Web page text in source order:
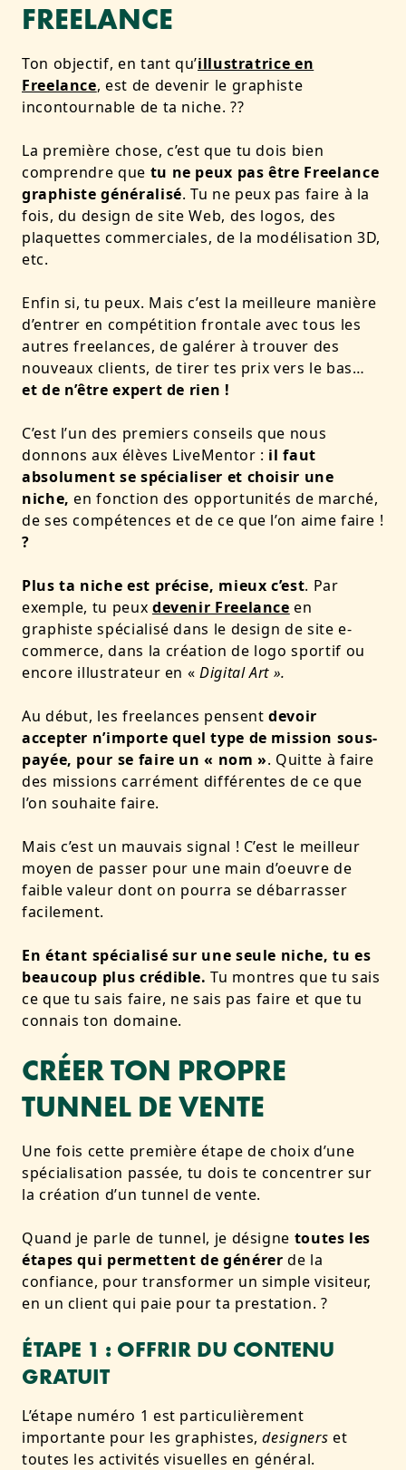
FREELANCE
Ton objectif, en tant qu’illustratrice en
Freelance, est de devenir le graphiste
incontournable de ta niche. ??
La première chose, c’est que tu dois bien
comprendre que tu ne peux pas être Freelance
graphiste généralisé. Tu ne peux pas faire à la
fois, du design de site Web, des logos, des
plaquettes commerciales, de la modélisation 3D,
etc.
Enfin si, tu peux. Mais c’est la meilleure manière
d’entrer en compétition frontale avec tous les
autres freelances, de galérer à trouver des
nouveaux clients, de tirer tes prix vers le bas…
et de n’être expert de rien !
C’est l’un des premiers conseils que nous
donnons aux élèves LiveMentor : il faut
absolument se spécialiser et choisir une
niche, en fonction des opportunités de marché,
de ses compétences et de ce que l’on aime faire !
?
Plus ta niche est précise, mieux c’est. Par
exemple, tu peux devenir Freelance en
graphiste spécialisé dans le design de site e-
commerce, dans la création de logo sportif ou
encore illustrateur en « Digital Art ».
Au début, les freelances pensent devoir
accepter n’importe quel type de mission sous-
payée, pour se faire un « nom ». Quitte à faire
des missions carrément différentes de ce que
l’on souhaite faire.
Mais c’est un mauvais signal ! C’est le meilleur
moyen de passer pour une main d’oeuvre de
faible valeur dont on pourra se débarrasser
facilement.
En étant spécialisé sur une seule niche, tu es
beaucoup plus crédible. Tu montres que tu sais
ce que tu sais faire, ne sais pas faire et que tu
connais ton domaine.
CRÉER TON PROPRE
TUNNEL DE VENTE
Une fois cette première étape de choix d’une
spécialisation passée, tu dois te concentrer sur
la création d’un tunnel de vente.
Quand je parle de tunnel, je désigne toutes les
étapes qui permettent de générer de la
confiance, pour transformer un simple visiteur,
en un client qui paie pour ta prestation. ?
ÉTAPE 1 : OFFRIR DU CONTENU
GRATUIT
L’étape numéro 1 est particulièrement
importante pour les graphistes,designers et
toutes les activités visuelles en général.